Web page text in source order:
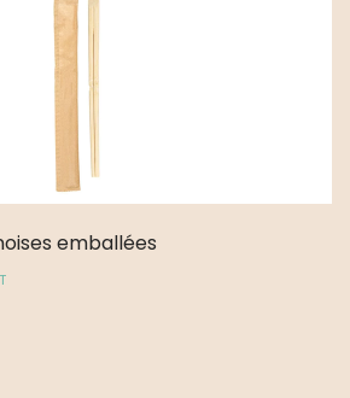
emballées